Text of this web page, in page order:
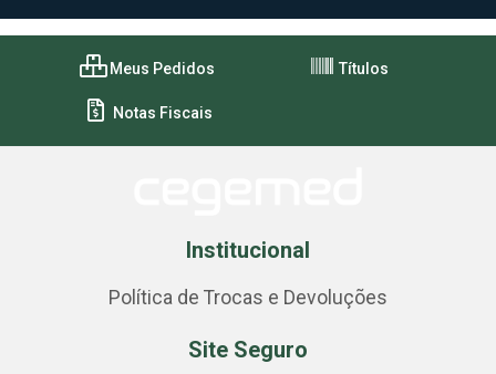
Meus Pedidos Títulos
Notas Fiscais
Institucional
Política de Trocas e Devoluções
Site Seguro